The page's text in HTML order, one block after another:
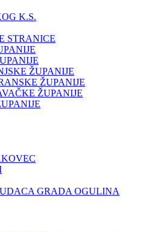
K.S.
STRANICE
ŽUPANIJE
ŽUPANIJE
ŽUPANIJE
GRADA OGULINA